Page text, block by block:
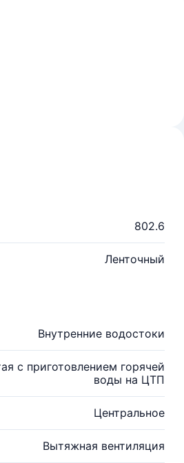
802.6
Ленточный
Внутренние водостоки
с приготовлением горячей
воды на ЦТП
Центральное
Вытяжная вентиляция